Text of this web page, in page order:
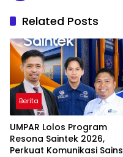
Related Posts
Berita
UMPAR Lolos Program
Resona Saintek 2026,
Perkuat Komunikasi Sains